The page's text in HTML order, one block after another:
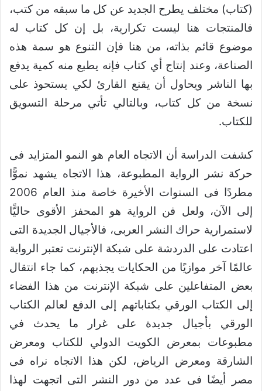
(كتاب) مختلف يطرح الجديد عن كل ما سبقه من كتب،
فالمنتجات هنا ليست تكرارية، بل إن كل كتاب له
موضوع قائم بذاته، من هنا فإن التنوع هو سمة هذه
الصناعة، وعند إنتاج أي كتاب فإنه يطبع منه كمية يدفع
بها الناشر ويحاول أن يقنع القارئ لكي يستحوذ على
نسخة من كل كتاب، وبالتالي تأتي مرحلة التسويق
للكتاب.
كشفت الدراسة أن الاتجاه العام هو النمو المتزايد فى
حركة نشر الرواية المطبوعة، هذا الاتجاه يشهد نموًّا
مطردًا فى السنوات الأخيرة خاصة منذ العام 2006
إلى الآن، ولعل فن الرواية هو المحفز الأقوى حاليًّا
لاستمرارية حراك النشر العربى، فالأجيال الجديدة التى
اعتادت على الدردشة على شبكة الإنترنت تعتبر الرواية
عالمًا آخر موازيًا من الحكايات يجذبهم، كما جاء انتقال
بعض المتفاعلين على شبكة الإنترنت من هذا الفضاء
إلى الكتاب الورقي بكتاباتهم إلى الدفع لعالم الكتاب
الورقي بأجيال جديدة على غرار ما يحدث في
مطبوعات بمعرض الكويت الدولي للكتاب ومعرض
الشارقة ومعرض الرياض، لكن هذا الاتجاه نراه فى
مصر أيضًا فى عدد من دور النشر التى اتجهت لهذا